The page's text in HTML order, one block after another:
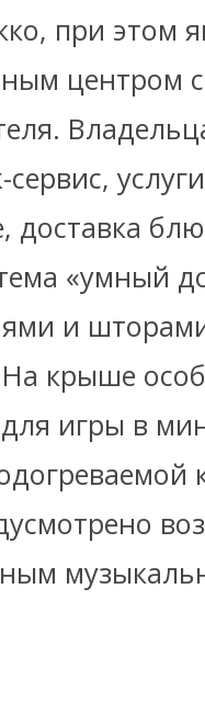
при этом
центром
доставка
«умный
и
крыше
игры в